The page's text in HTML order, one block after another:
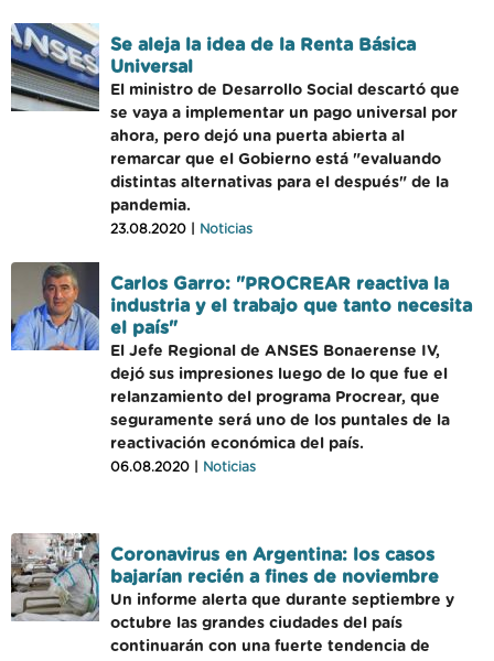
Se aleja la idea de la Renta Básica
Universal
El ministro de Desarrollo Social descartó que
se vaya a implementar un pago universal por
ahora, pero dejó una puerta abierta al
remarcar que el Gobierno está "evaluando
distintas alternativas para el después" de la
pandemia.
23.08.2020 | Noticias
Carlos Garro: "PROCREAR reactiva la
industria y el trabajo que tanto necesita
el país"
El Jefe Regional de ANSES Bonaerense IV,
dejó sus impresiones luego de lo que fue el
relanzamiento del programa Procrear, que
seguramente será uno de los puntales de la
reactivación económica del país.
06.08.2020 | Noticias
Coronavirus en Argentina: los casos
bajarían recién a fines de noviembre
Un informe alerta que durante septiembre y
octubre las grandes ciudades del país
continuarán con una fuerte tendencia de